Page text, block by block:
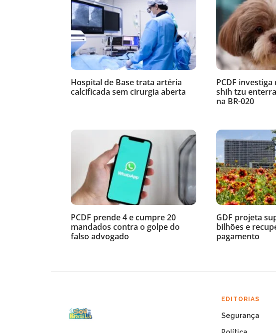
Hospital de Base trata artéria
calcificada sem cirurgia aberta
PCDF
shih tzu
na BR-020
PCDF prende 4 e cumpre 20
mandados contra o golpe do
falso advogado
GDF projeta
bilhões e
pagamento
EDITORIAS
Segurança